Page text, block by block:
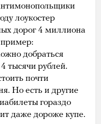
лоукостер
дорог 4 миллиона
добраться
тысячи рублей.
почти
Но есть и другие
гораздо
даже дороже купе.